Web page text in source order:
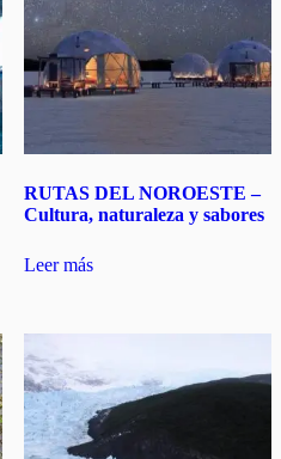
RUTAS DEL NOROESTE –
Cultura, naturaleza y sabores
Leer más